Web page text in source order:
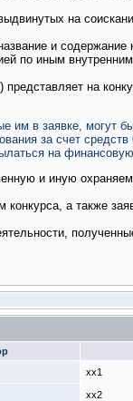
на
и
по иным
на
им в заявке, могут
за счет
на
и иную
а также
xx1
xx2